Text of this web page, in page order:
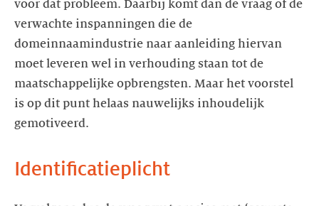
voor dat probleem. Daarbij komt dan de vraag of de
verwachte inspanningen die de
domeinnaamindustrie naar aanleiding hiervan
moet leveren wel in verhouding staan tot de
maatschappelijke opbrengsten. Maar het voorstel
is op dit punt helaas nauwelijks inhoudelijk
gemotiveerd.
Identificatieplicht